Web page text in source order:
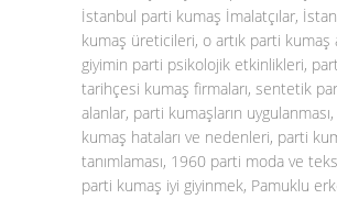
İstanbul parti kumaş İmalatçılar,
kumaş üreticileri, o artık parti kumaş
giyimin parti psikolojik etkinlikleri,
tarihçesi kumaş firmaları, sentetik
alanlar, parti kumaşların
kumaş hataları ve nedenleri, parti
tanımlaması, 1960 parti moda ve
parti kumaş iyi giyinmek, Pamuklu